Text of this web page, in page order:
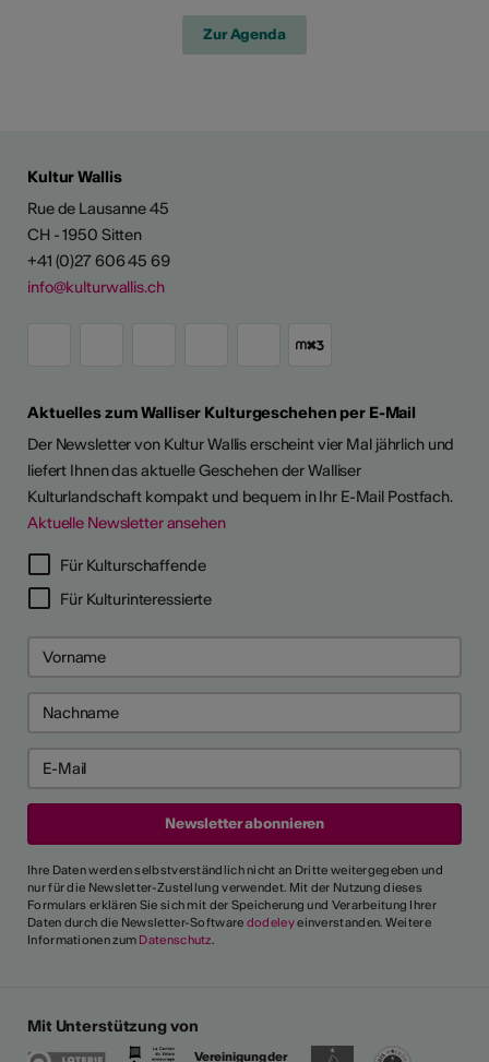
Zur Agenda
Kultur Wallis
Rue de Lausanne 45
CH - 1950 Sitten
+41 (0)27 606 45 69
info@kulturwallis.ch
Aktuelles zum Walliser Kulturgeschehen per E-Mail
Der Newsletter von Kultur Wallis erscheint vier Mal jährlich und
liefert Ihnen das aktuelle Geschehen der Walliser
Kulturlandschaft kompakt und bequem in Ihr E-Mail Postfach.
Aktuelle Newsletter ansehen
Für Kulturschaffende
Für Kulturinteressierte
Ihre Daten werden selbstverständlich nicht an Dritte weitergegeben und
nur für die Newsletter-Zustellung verwendet. Mit der Nutzung dieses
Formulars erklären Sie sich mit der Speicherung und Verarbeitung Ihrer
Daten durch die Newsletter-Software dodeleyeinverstanden. Weitere
Informationen zum Datenschutz.
Mit Unterstützung von
Vereinigung der